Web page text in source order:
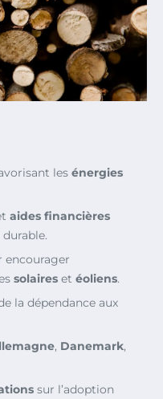
les énergies
aides financières
encourager
solaires et éoliens.
la dépendance aux
, Danemark,
sur l’adoption